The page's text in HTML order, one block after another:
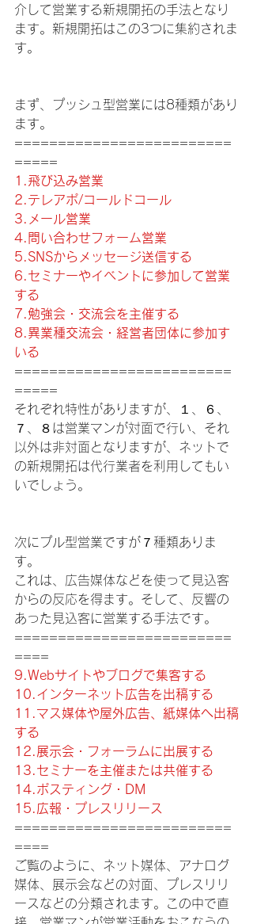
介して営業する新規開拓の手法となり
ます。新規開拓はこの3つに集約されま
す。
まず、プッシュ型営業には8種類があり
ます。
=========================
=====
1.飛び込み営業
2.テレアポ/コールドコール
3.メール営業
4.問い合わせフォーム営業
5.SNSからメッセージ送信する
6.セミナーやイベントに参加して営業
する
7.勉強会・交流会を主催する
8.異業種交流会・経営者団体に参加す
いる
=========================
=====
それぞれ特性がありますが、１、６、
７、８は営業マンが対面で行い、それ
以外は非対面となりますが、ネットで
の新規開拓は代行業者を利用してもい
いでしょう。
次にプル型営業ですが７種類ありま
す。
これは、広告媒体などを使って見込客
からの反応を得ます。そして、反響の
あった見込客に営業する手法です。
=========================
====
9.Webサイトやブログで集客する
10.インターネット広告を出稿する
11.マス媒体や屋外広告、紙媒体へ出稿
する
12.展示会・フォーラムに出展する
13.セミナーを主催または共催する
14.ポスティング・DM
15.広報・プレスリリース
=========================
====
ご覧のように、ネット媒体、アナログ
媒体、展示会などの対面、プレスリリ
ースなどの分類されます。この中で直